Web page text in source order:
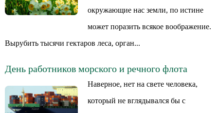
окружающие нас земли, по истине
может поразить всякое воображение.
Вырубить тысячи гектаров леса, орган...
День работников морского и речного флота
Наверное, нет на свете человека,
который не вглядывался бы с